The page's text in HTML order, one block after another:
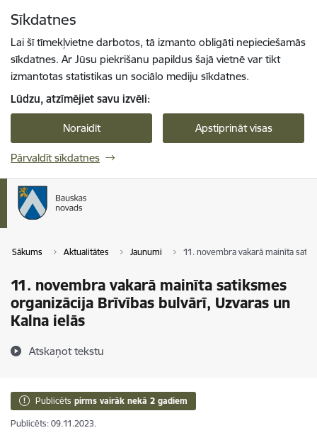
Sīkdatnes
Lai šī tīmekļvietne darbotos, tā izmanto obligāti nepieciešamās
sīkdatnes. Ar Jūsu piekrišanu papildus šajā vietnē var tikt
izmantotas statistikas un sociālo mediju sīkdatnes.
Lūdzu, atzīmējiet savu izvēli:
Noraidīt Apstiprināt visas
Pārvaldīt sīkdatnes
Sākums Aktualitātes Jaunumi 11. novembra vakarā mainīta
11. novembra vakarā mainīta satiksmes
organizācija Brīvības bulvārī, Uzvaras un
Kalna ielās
Atskaņot tekstu
Publicēts pirms vairāk nekā 2 gadiem
Publicēts: 09.11.2023.